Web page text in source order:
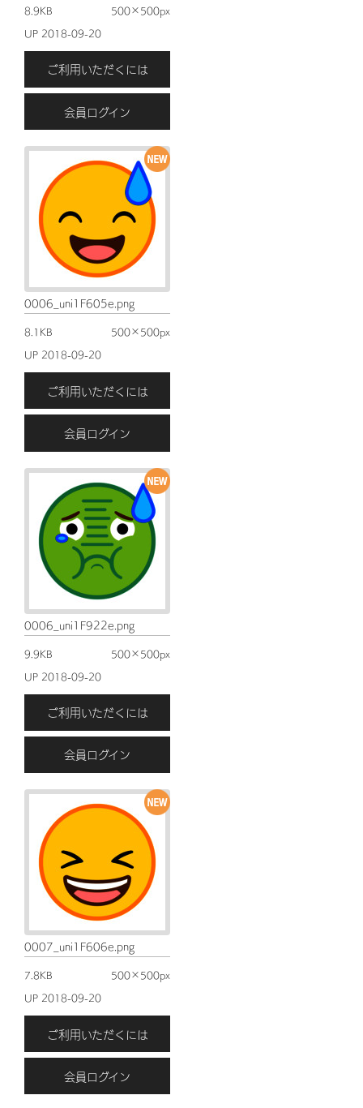
8.9KB
500×500px
UP 2018-09-20
ご利用いただくには
会員ログイン
0006_uni1F605e.png
8.1KB
500×500px
UP 2018-09-20
ご利用いただくには
会員ログイン
0006_uni1F922e.png
9.9KB
500×500px
UP 2018-09-20
ご利用いただくには
会員ログイン
0007_uni1F606e.png
7.8KB
500×500px
UP 2018-09-20
ご利用いただくには
会員ログイン